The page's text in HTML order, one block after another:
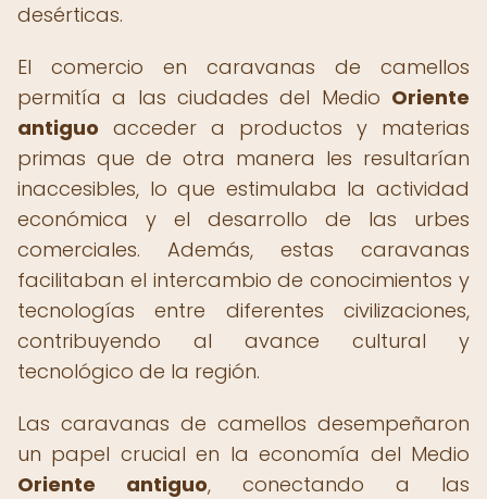
desérticas.
El comercio en caravanas de camellos
permitía a las ciudades del Medio Oriente
antiguo acceder a productos y materias
primas que de otra manera les resultarían
inaccesibles, lo que estimulaba la actividad
económica y el desarrollo de las urbes
comerciales. Además, estas caravanas
facilitaban el intercambio de conocimientos y
tecnologías entre diferentes civilizaciones,
contribuyendo al avance cultural y
tecnológico de la región.
Las caravanas de camellos desempeñaron
un papel crucial en la economía del Medio
Oriente antiguo, conectando a las